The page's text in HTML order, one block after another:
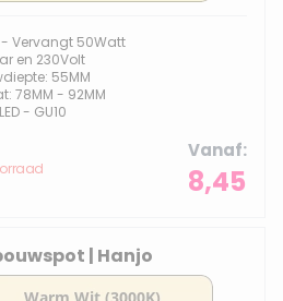
Vervangt 50Watt
en 230Volt
55MM
78MM - 92MM
- GU10
Vanaf
8,45
| Hanjo